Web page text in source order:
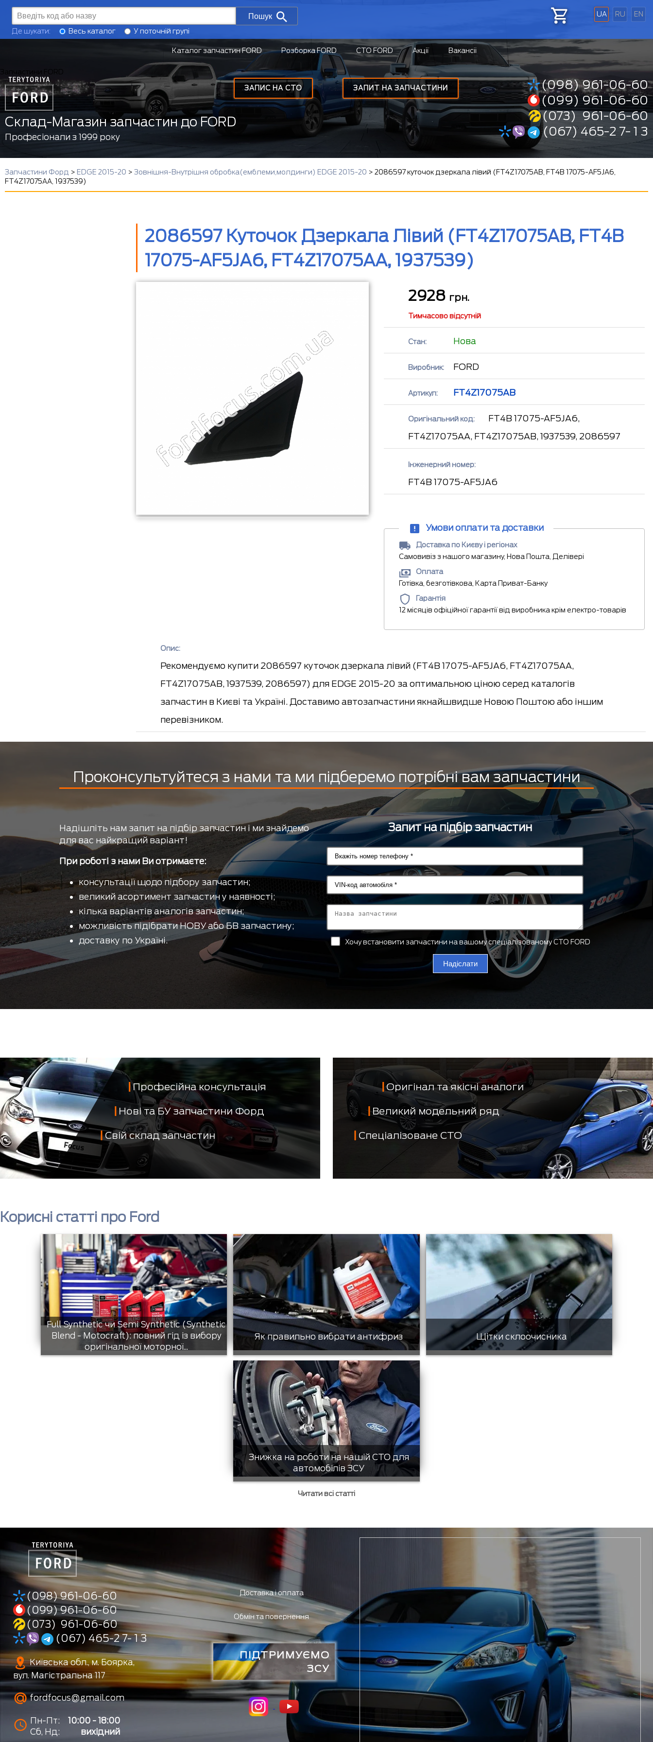
UA RU EN
ЗАПИТ НА ЗАПЧАСТИНИ
ЗАПИС НА СТО
Пошук
Де шукати: Весь каталог У поточній групі
Каталог запчастин FORD Розборка FORD СТО FORD Акції Вакансіі
Склад-Магазин запчастин до FORD
Професіонали з 1999 року
(098) 961-06-60
(099) 961-06-60
(073) 961-06-60
(067) 465-2 7- 1 3
Запчастини Форд > EDGE 2015-20 > Зовнішня-Внутрішня обробка(емблеми,молдинги) EDGE 2015-20 > 2086597 куточок дзеркала лівий (FT4Z17075AB, FT4B 17075-AF5JA6,
FT4Z17075AA, 1937539)
2086597 Куточок Дзеркала Лівий (FT4Z17075AB, FT4B
17075-AF5JA6, FT4Z17075AA, 1937539)
2928 грн.
Тимчасово відсутній
Стан: Нова
Виробник: FORD
Артикул: FT4Z17075AB
Оригінальний код:
FT4B 17075-AF5JA6,
FT4Z17075AA, FT4Z17075AB, 1937539, 2086597
Інженерний номер:
FT4B 17075-AF5JA6
Умови оплати та доставки
Доставка по Києву і регіонах
Самовивіз з нашого магазину, Нова Пошта, Делівері
Оплата
Готівка, безготівкова, Карта Приват-Банку
Гарантія
12 місяців офіційної гарантії від виробника крім електро-товарів
Опис:
Рекомендуємо купити 2086597 куточок дзеркала лівий (FT4B 17075-AF5JA6, FT4Z17075AA,
FT4Z17075AB, 1937539, 2086597) для EDGE 2015-20 за оптимальною ціною серед каталогів
запчастин в Києві та Україні. Доставимо автозапчастини якнайшвидше Новою Поштою або іншим
перевізником.
Проконсультуйтеся з нами та ми підберемо потрібні вам запчастини
Надішліть нам запит на підбір запчастин і ми знайдемо
для вас найкращий варіант!
При роботі з нами Ви отримаєте:
консультації щодо підбору запчастин;
великий асортимент запчастин у наявності;
кілька варіантів аналогів запчастин;
можливість підібрати НОВУ або БВ запчастину;
доставку по Україні.
Запит на підбір запчастин
Хочу встановити запчастини на вашому спеціалізованому СТО FORD
Надіслати
Професійна консультація
Нові та БУ запчастини Форд
Свій склад запчастин
Оригінал та якісні аналоги
Великий модельний ряд
Спеціалізоване СТО
Корисні статті про Ford
Full Synthetic чи Semi Synthetic (Synthetic
Blend - Motocraft): повний гід із вибору
оригінальної моторної...
Як правильно вибрати антифриз Щітки склоочисника
Знижка на роботи на нашій СТО для
автомобілів ЗСУ
Читати всі статті
(098) 961-06-60
(099) 961-06-60
(073) 961-06-60
(067) 465-2 7- 1 3
Київська обл., м. Боярка,
вул. Магістральна 117
fordfocus@gmail.com
Пн-Пт:
10:00 - 18:00
Сб, Нд:
вихідний
Доставка і оплата
Обмін та повернення
ПІДТРИМУЄМО
ЗСУ